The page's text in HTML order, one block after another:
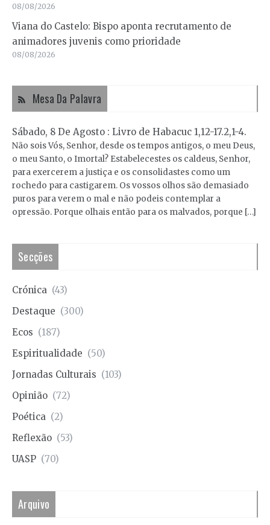
08/08/2026
Viana do Castelo: Bispo aponta recrutamento de
animadores juvenis como prioridade
08/08/2026
Mesa Da Palavra
Sábado, 8 De Agosto : Livro de Habacuc 1,12-17.2,1-4.
Não sois Vós, Senhor, desde os tempos antigos, o meu Deus,
o meu Santo, o Imortal? Estabelecestes os caldeus, Senhor,
para exercerem a justiça e os consolidastes como um
rochedo para castigarem. Os vossos olhos são demasiado
puros para verem o mal e não podeis contemplar a
opressão. Porque olhais então para os malvados, porque […]
Secções
Crónica (43)
Destaque (300)
Ecos (187)
Espiritualidade (50)
Jornadas Culturais (103)
Opinião (72)
Poética (2)
Reflexão (53)
UASP (70)
Arquivo